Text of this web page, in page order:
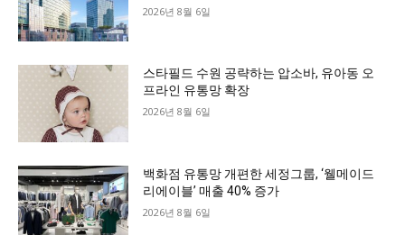
2026년 8월 6일
스타필드 수원 공략하는 압소바, 유아동 오
프라인 유통망 확장
2026년 8월 6일
백화점 유통망 개편한 세정그룹, ‘웰메이드
리에이블’ 매출 40% 증가
2026년 8월 6일